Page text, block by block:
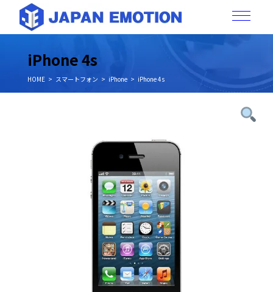
iPhone 4s
HOME スマートフォン iPhone iPhone 4s